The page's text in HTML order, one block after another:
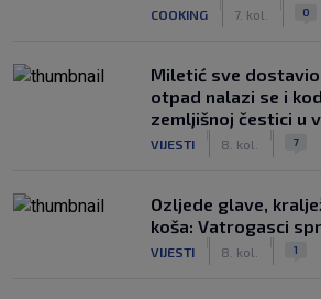
COOKING 7. kol. 0
Miletić sve dostavio
otpad nalazi se i
zemljišnoj čestici u
VIJESTI 8. kol. 7
Ozljede glave,
koša: Vatrogasci
VIJESTI 8. kol. 1